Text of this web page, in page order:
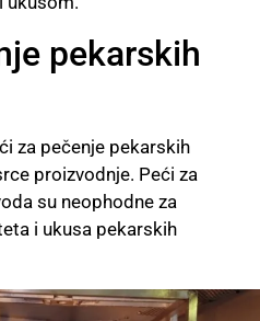
pekarskih
za pečenje pekarskih
proizvodnje. Peći za
su neophodne za
i ukusa pekarskih